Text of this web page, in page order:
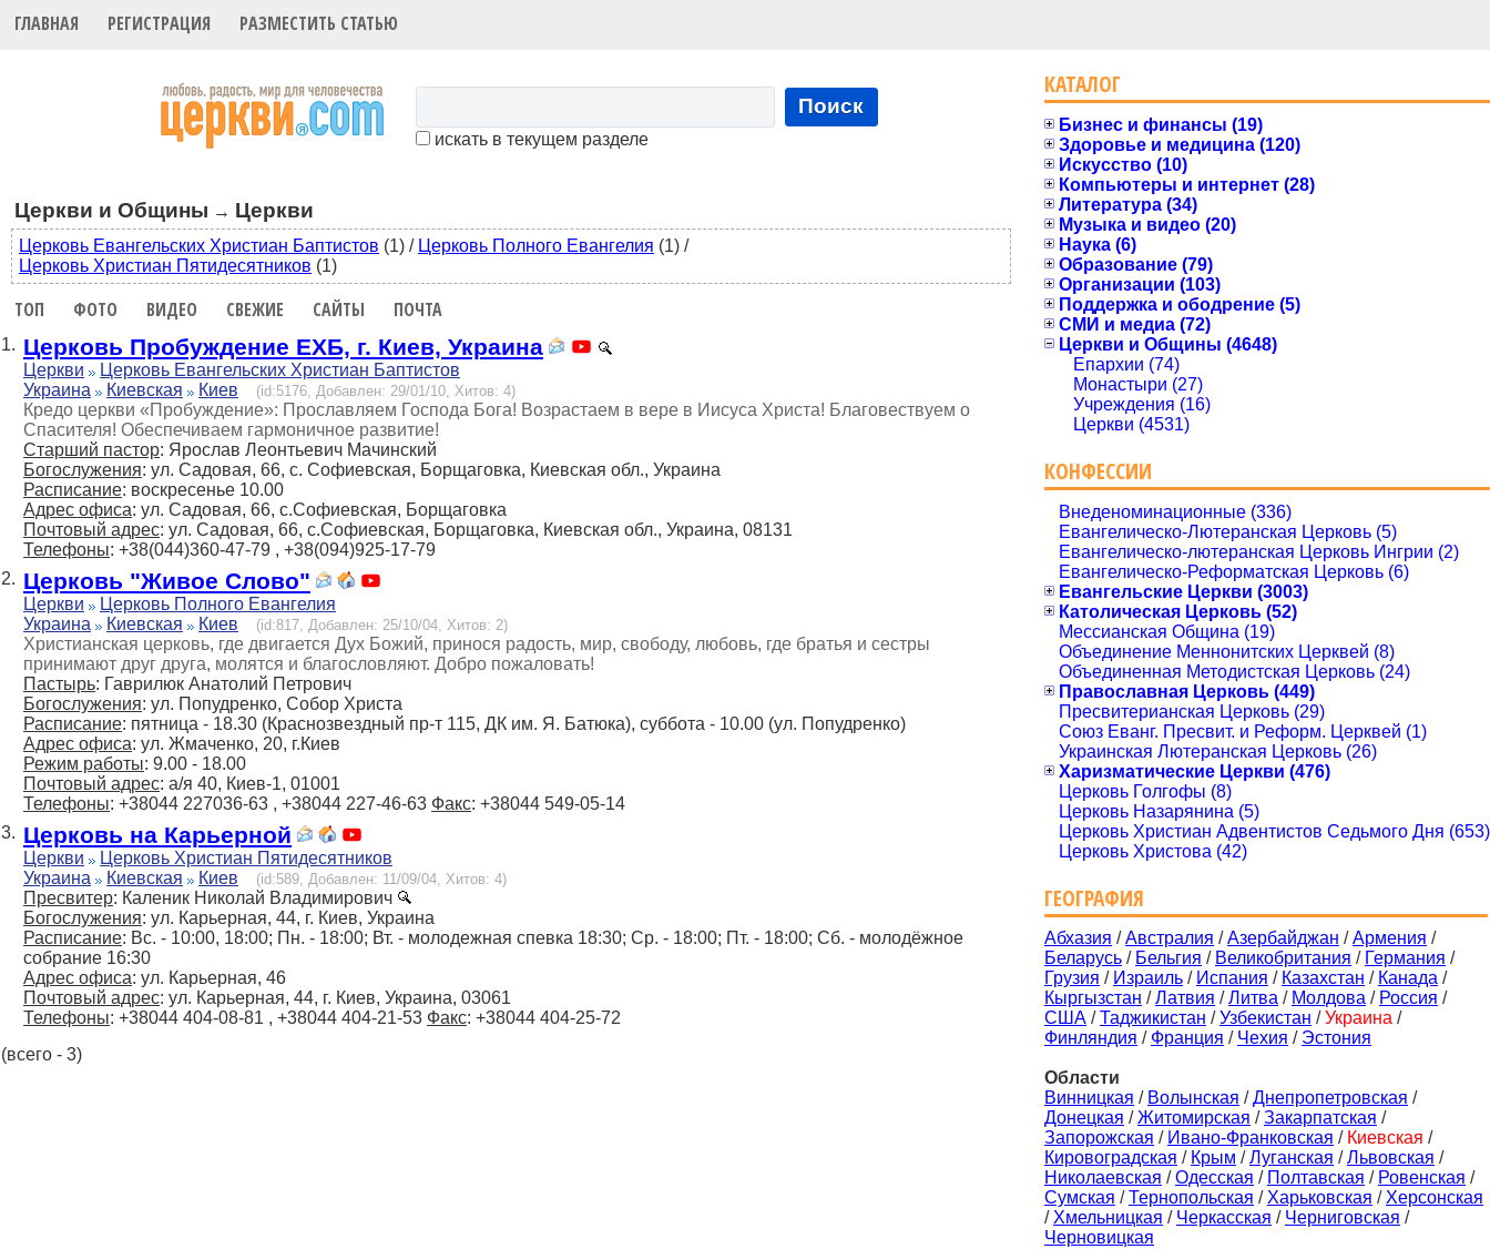
ГЛАВНАЯ РЕГИСТРАЦИЯ РАЗМЕСТИТЬ СТАТЬЮ
Поиск
искать в текущем разделе
Церкви и Общины → Церкви
Церковь Евангельских Христиан Баптистов (1) / Церковь Полного Евангелия (1) /
Церковь Христиан Пятидесятников (1)
ТОП ФОТО ВИДЕО СВЕЖИЕ САЙТЫ ПОЧТА
1. Церковь Пробуждение ЕХБ, г. Киев, Украина
Церкви
Церковь Евангельских Христиан Баптистов
Украина
Киевская Киев (id:5176, Добавлен: 29/01/10, Хитов: 4)
Кредо церкви «Пробуждение»: Прославляем Господа Бога! Возрастаем в вере в Иисуса Христа! Благовествуем о
Спасителя! Обеспечиваем гармоничное развитие!
Старший пастор: Ярослав Леонтьевич Мачинский
Богослужения: ул. Садовая, 66, с. Софиевская, Борщаговка, Киевская обл., Украина
Расписание: воскресенье 10.00
Адрес офиса: ул. Садовая, 66, с.Софиевская, Борщаговка
Почтовый адрес: ул. Садовая, 66, с.Софиевская, Борщаговка, Киевская обл., Украина, 08131
Телефоны: +38(044)360-47-79 , +38(094)925-17-79
2. Церковь "Живое Слово"
Церкви
Церковь Полного Евангелия
Украина
Киевская Киев (id:817, Добавлен: 25/10/04, Хитов: 2)
Христианская церковь, где двигается Дух Божий, принося радость, мир, свободу, любовь, где братья и сестры
принимают друг друга, молятся и благословляют. Добро пожаловать!
Пастырь: Гаврилюк Анатолий Петрович
Богослужения: ул. Попудренко, Собор Христа
Расписание: пятница - 18.30 (Краснозвездный пр-т 115, ДК им. Я. Батюка), суббота - 10.00 (ул. Попудренко)
Адрес офиса: ул. Жмаченко, 20, г.Киев
Режим работы: 9.00 - 18.00
Почтовый адрес: а/я 40, Киев-1, 01001
Телефоны: +38044 227036-63 , +38044 227-46-63 Факс: +38044 549-05-14
3. Церковь на Карьерной
Церкви
Церковь Христиан Пятидесятников
Украина
Киевская Киев (id:589, Добавлен: 11/09/04, Хитов: 4)
Пресвитер: Каленик Николай Владимирович
Богослужения: ул. Карьерная, 44, г. Киев, Украина
Расписание: Вc. - 10:00, 18:00; Пн. - 18:00; Вт. - молодежная спевка 18:30; Ср. - 18:00; Пт. - 18:00; Сб. - молодёжное
собрание 16:30
Адрес офиса: ул. Карьерная, 46
Почтовый адрес: ул. Карьерная, 44, г. Киев, Украина, 03061
Телефоны: +38044 404-08-81 , +38044 404-21-53 Факс: +38044 404-25-72
(всего - 3)
КАТАЛОГ
Бизнес и финансы (19)
Здоровье и медицина (120)
Искусство (10)
Компьютеры и интернет (28)
Литература (34)
Музыка и видео (20)
Наука (6)
Образование (79)
Организации (103)
Поддержка и ободрение (5)
СМИ и медиа (72)
Церкви и Общины (4648)
Епархии (74)
Монастыри (27)
Учреждения (16)
Церкви (4531)
КОНФЕССИИ
Внеденоминационные (336)
Евангелическо-Лютеранская Церковь (5)
Евангелическо-лютеранская Церковь Ингрии (2)
Евангелическо-Реформатская Церковь (6)
Евангельские Церкви (3003)
Католическая Церковь (52)
Мессианская Община (19)
Объединение Меннонитских Церквей (8)
Объединенная Методистская Церковь (24)
Православная Церковь (449)
Пресвитерианская Церковь (29)
Союз Еванг. Пресвит. и Реформ. Церквей (1)
Украинская Лютеранская Церковь (26)
Харизматические Церкви (476)
Церковь Голгофы (8)
Церковь Назарянина (5)
Церковь Христиан Адвентистов Седьмого Дня (653)
Церковь Христова (42)
ГЕОГРАФИЯ
Абхазия /Австралия /Азербайджан /Армения /
Беларусь / Бельгия / Великобритания / Германия /
Грузия / Израиль / Испания / Казахстан / Канада /
Кыргызстан /Латвия /Литва / Молдова / Россия /
США /Таджикистан /Узбекистан /Украина /
Финляндия / Франция / Чехия / Эстония
Области
Винницкая / Волынская /Днепропетровская /
Донецкая /Житомирская /Закарпатская /
Запорожская / Ивано-Франковская / Киевская /
Кировоградская / Крым /Луганская /Львовская /
Николаевская /Одесская / Полтавская / Ровенская /
Сумская /Тернопольская / Харьковская / Херсонская
/ Хмельницкая / Черкасская / Черниговская /
Черновицкая